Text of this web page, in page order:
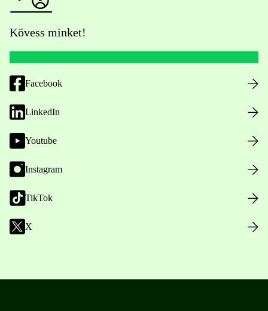
Kövess minket!
Facebook
LinkedIn
Youtube
Instagram
TikTok
X